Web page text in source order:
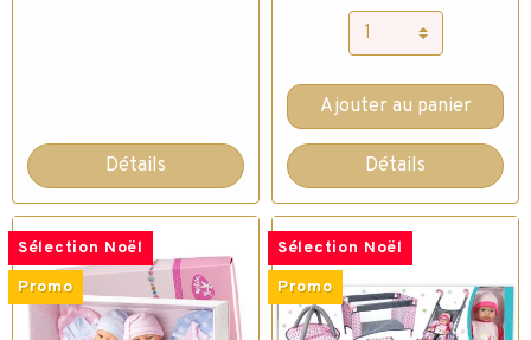
Détails
Ajouter au panier
Détails
Sélection Noël
Promo
Sélection Noël
Promo